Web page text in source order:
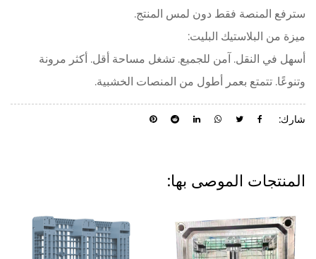
سترفع المنصة فقط دون لمس المنتج.
ميزة من البلاستيك البليت:
أسهل في النقل. آمن للجميع. تشغل مساحة أقل. أكثر مرونة
وتنوعًا. تتمتع بعمر أطول من المنصات الخشبية.
شارك:
المنتجات الموصى بها: